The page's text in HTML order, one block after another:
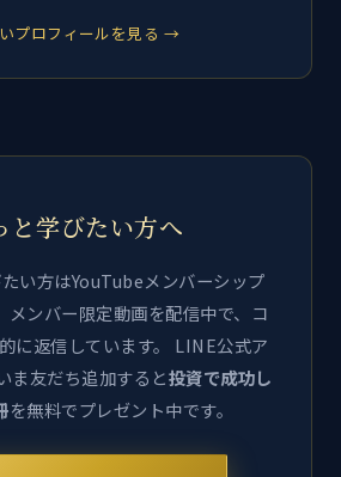
プロフィールを見る →
と学びたい方へ
い方はYouTubeメンバーシップ
ンバー限定動画を配信中で、コ
に返信しています。 LINE公式ア
ま友だち追加すると投資で成功し
を無料でプレゼント中です。